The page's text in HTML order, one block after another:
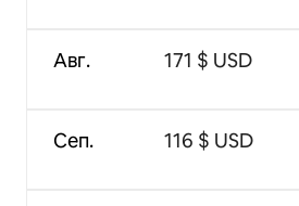
Авг.
Сеп.
171 $ USD
116 $ USD